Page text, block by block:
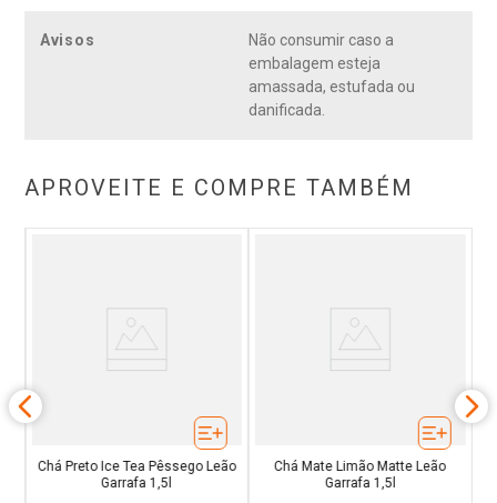
Avisos
Não consumir caso a
embalagem esteja
amassada, estufada ou
danificada.
APROVEITE E COMPRE TAMBÉM
Chá Preto Ice Tea Pêssego Leão
Garrafa 1,5l
Chá Mate Limão Matte Leão
Garrafa 1,5l